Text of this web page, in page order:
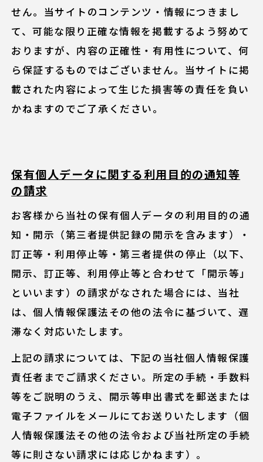
せん。当サイトのコンテンツ・情報につきまし
て、可能な限り正確な情報を掲載するよう努めて
おりますが、内容の正確性・有用性について、何
ら保証するものではございません。当サイトに掲
載された内容によって生じた損害等の責任を負い
かねますのでご了承ください。
保有個人データに関する利用目的の通知等
の請求
お客様から当社の保有個人データの利用目的の通
知・開示（第三者提供記録の開示を含みます）・
訂正等・利用停止等・第三者提供の停止（以下、
開示、訂正等、利用停止等と合わせて「開示等」
といいます）の請求がなされた場合には、当社
は、個人情報保護法その他の法令に基づいて、遅
滞なく対応いたします。
上記の請求については、下記の当社個人情報保護
責任者までご請求ください。所定の手続・手数料
等をご説明のうえ、開示等申出書式を郵送または
電子ファイルをメールにてお送りいたします（個
人情報保護法その他の法令および当社所定の手続
等に則さない請求には応じかねます）。